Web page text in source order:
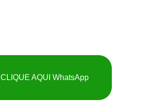
CLIQUE AQUI WhatsApp